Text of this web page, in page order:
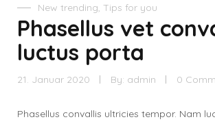
New trending, Tips for you
Phasellus vet
luctus porta
21. Januar 2020 By: admin 0
Phasellus convallis ultricies tempor. Nam